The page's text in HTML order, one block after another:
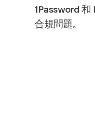
1Password
合規問題。